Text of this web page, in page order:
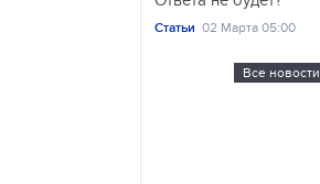
Статьи 02 Марта 05:00
Все новости